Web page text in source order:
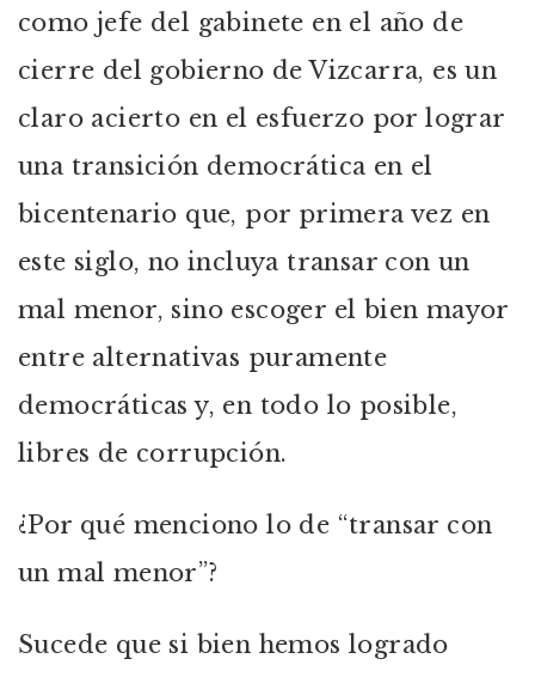
como jefe del gabinete en el año de
cierre del gobierno de Vizcarra, es un
claro acierto en el esfuerzo por lograr
una transición democrática en el
bicentenario que, por primera vez en
este siglo, no incluya transar con un
mal menor, sino escoger el bien mayor
entre alternativas puramente
democráticas y, en todo lo posible,
libres de corrupción.
¿Por qué menciono lo de “transar con
un mal menor”?
Sucede que si bien hemos logrado